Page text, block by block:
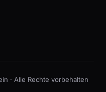
· Alle Rechte vorbehalten